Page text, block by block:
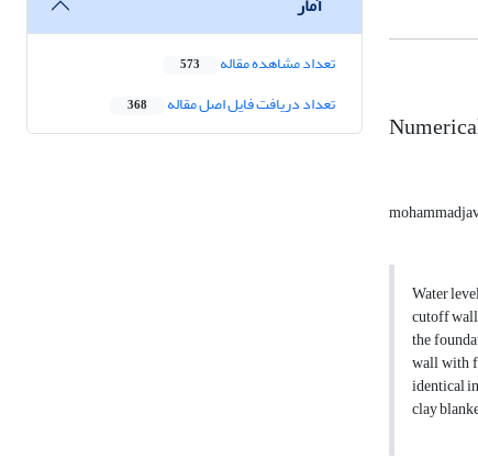
Water
cutoff wall
the
wall with
identical
clay
تعداد مشاهده مقاله 573
تعداد دریافت فایل اصل مقاله 368